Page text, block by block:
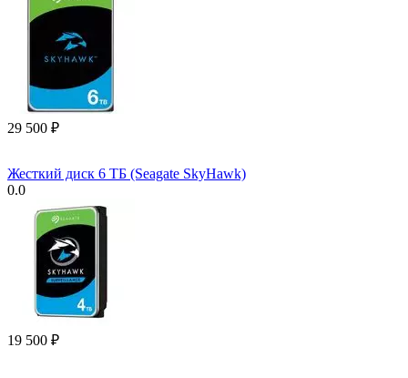
29 500 ₽
Жесткий диск 6 ТБ (Seagate SkyHawk)
0.0
19 500 ₽